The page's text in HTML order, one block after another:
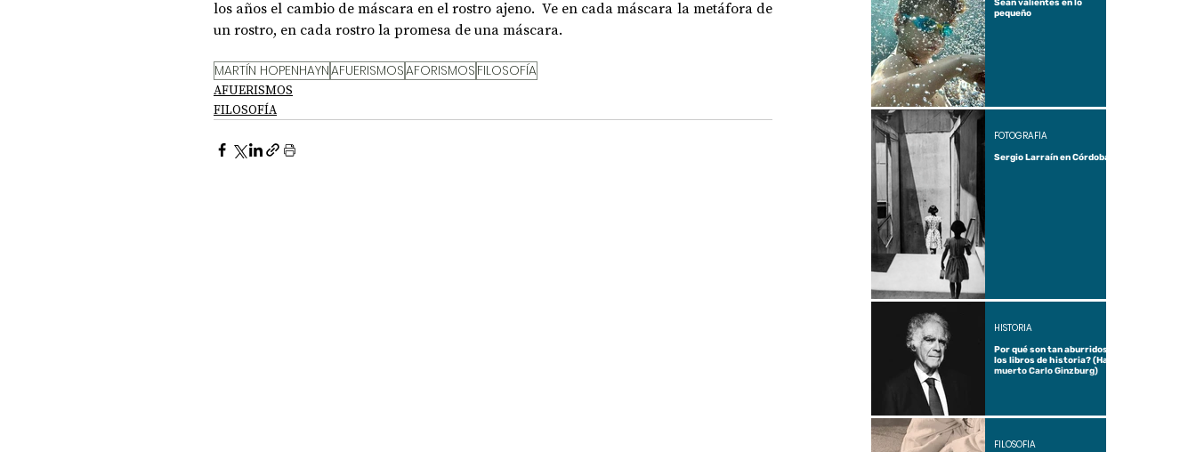
DOSSIER NOCHE DE LAS IDEAS ANTROPOLOGÍA OPINIÓN
los años el cambio de máscara en el rostro ajeno.  Ve en cada máscara la metáfora de
un rostro, en cada rostro la promesa de una máscara.
MARTÍN HOPENHAYNAFUERISMOSAFORISMOS FILOSOFÍA
AFUERISMOS
FILOSOFÍA
Sean valientes en lo
pequeño
Sergio Larraín en Córdoba
FOTOGRAFÍA
Por qué son tan aburridos
los libros de historia? (Ha
muerto Carlo Ginzburg)
HISTORIA
FILOSOFÍA